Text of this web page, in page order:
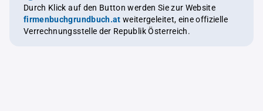
Durch Klick auf den Button werden Sie zur Website
firmenbuchgrundbuch.at weitergeleitet, eine offizielle
Verrechnungsstelle der Republik Österreich.